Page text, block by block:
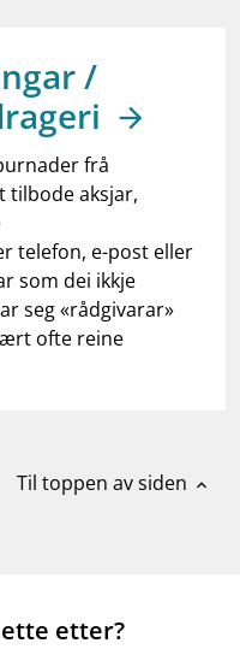
/
frå
tilbode aksjar,
telefon, e-post eller
som dei ikkje
seg «rådgivarar»
ofte reine
Til toppen av siden expand_less
etter?